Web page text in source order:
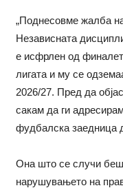
„Поднесовме жалба
Независната
е исфрлен од
лигата и му се
2026/27. Пред да
сакам да ги
фудбалска заедница
Она што се случи
нарушувањето на